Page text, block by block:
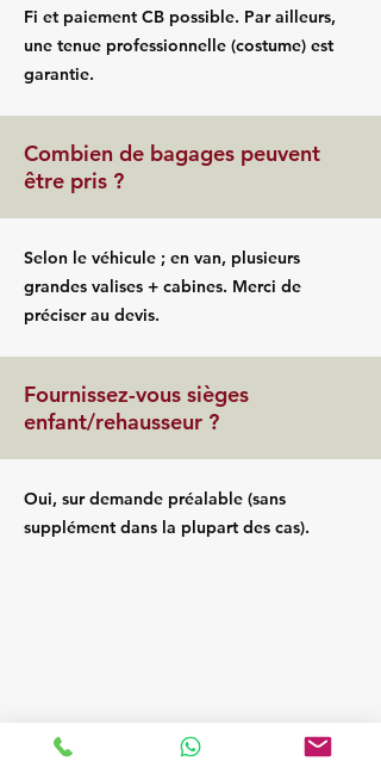
Fi et paiement CB possible. Par ailleurs,
une tenue professionnelle (costume) est
garantie.
Combien de bagages peuvent
être pris ?
Selon le véhicule ; en van, plusieurs
grandes valises + cabines. Merci de
préciser au devis.
Fournissez-vous sièges
enfant/rehausseur ?
Oui, sur demande préalable (sans
supplément dans la plupart des cas).